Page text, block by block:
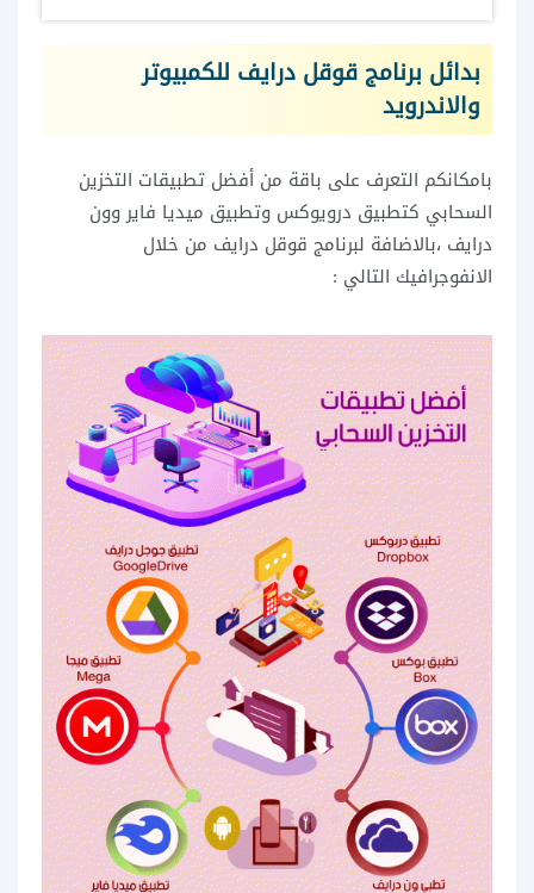
بدائل برنامج قوقل درايف للكمبيوتر
والاندرويد
بامكانكم التعرف على باقة من أفضل تطبيقات التخزين
السحابي كتطبيق درويوكس وتطبيق ميديا فاير وون
درايف ،بالاضافة لبرنامج قوقل درايف من خلال
الانفوجرافيك التالي :